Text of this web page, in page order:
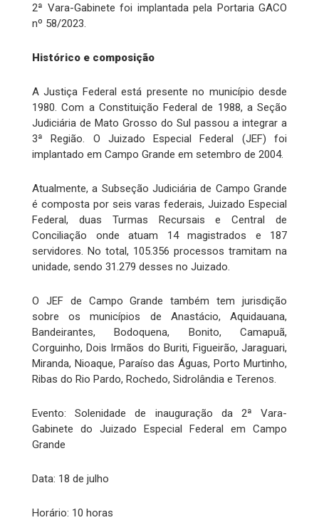
2ª Vara-Gabinete foi implantada pela Portaria GACO
nº 58/2023.
Histórico e composição
A Justiça Federal está presente no município desde
1980. Com a Constituição Federal de 1988, a Seção
Judiciária de Mato Grosso do Sul passou a integrar a
3ª Região. O Juizado Especial Federal (JEF) foi
implantado em Campo Grande em setembro de 2004.
Atualmente, a Subseção Judiciária de Campo Grande
é composta por seis varas federais, Juizado Especial
Federal, duas Turmas Recursais e Central de
Conciliação onde atuam 14 magistrados e 187
servidores. No total, 105.356 processos tramitam na
unidade, sendo 31.279 desses no Juizado.
O JEF de Campo Grande também tem jurisdição
sobre os municípios de Anastácio, Aquidauana,
Bandeirantes, Bodoquena, Bonito, Camapuã,
Corguinho, Dois Irmãos do Buriti, Figueirão, Jaraguari,
Miranda, Nioaque, Paraíso das Águas, Porto Murtinho,
Ribas do Rio Pardo, Rochedo, Sidrolândia e Terenos.
Evento: Solenidade de inauguração da 2ª Vara-
Gabinete do Juizado Especial Federal em Campo
Grande
Data: 18 de julho
Horário: 10 horas